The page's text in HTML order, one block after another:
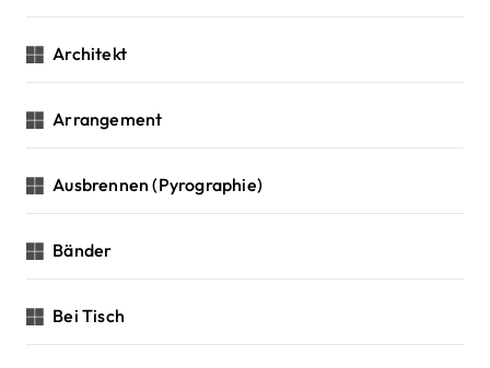
Architekt
Arrangement
Ausbrennen (Pyrographie)
Bänder
Bei Tisch